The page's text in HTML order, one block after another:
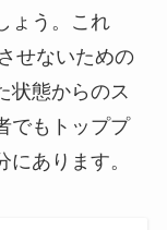
ょう。これ
せないための
状態からのス
でもトッププ
あります。